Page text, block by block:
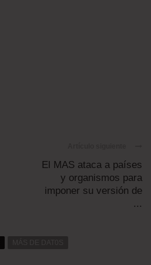
El MAS ataca a países
y organismos para
imponer su versión de
...